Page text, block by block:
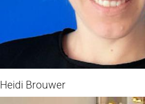
Jinke Scheeringa
Heidi Brouwer